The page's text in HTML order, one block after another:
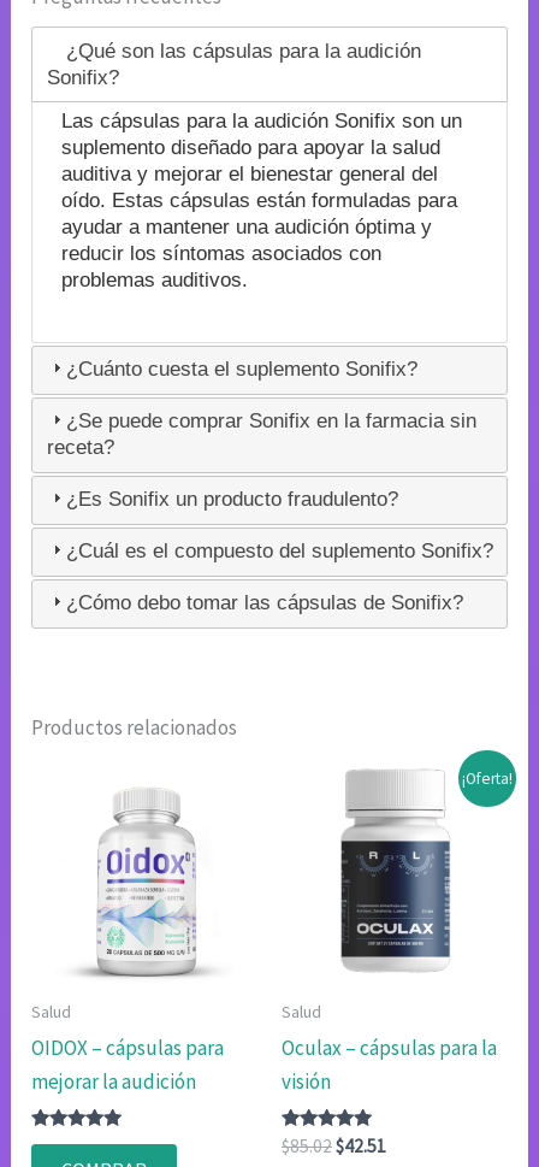
¿Qué son las cápsulas para la audición
Sonifix?
Las cápsulas para la audición Sonifix son un
suplemento diseñado para apoyar la salud
auditiva y mejorar el bienestar general del
oído. Estas cápsulas están formuladas para
ayudar a mantener una audición óptima y
reducir los síntomas asociados con
problemas auditivos.
¿Cuánto cuesta el suplemento Sonifix?
¿Se puede comprar Sonifix en la farmacia sin
receta?
¿Es Sonifix un producto fraudulento?
¿Cuál es el compuesto del suplemento Sonifix?
¿Cómo debo tomar las cápsulas de Sonifix?
Productos relacionados
Salud
OIDOX – cápsulas para
mejorar la audición
Valorado
¡Oferta!
Salud
Oculax – cápsulas para la
visión
Valorado
con
$85.02El
$42.51El